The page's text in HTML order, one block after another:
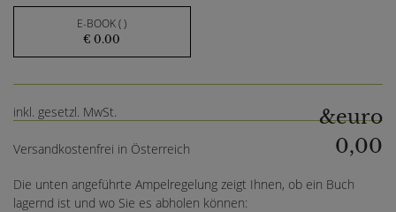
E-BOOK ( )
€ 0.00
inkl. gesetzl. MwSt.
Versandkostenfrei in Österreich
&euro
0,00
Die unten angeführte Ampelregelung zeigt Ihnen, ob ein Buch
lagernd ist und wo Sie es abholen können: